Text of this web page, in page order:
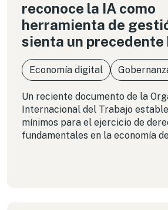
reconoce la IA como
herramienta de
sienta un
Economía digital
Un reciente documento de la
Internacional del Trabajo
mínimos para el ejercicio de
fundamentales en la economía
las condiciones de millones de